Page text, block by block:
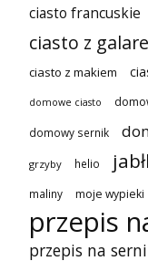
ciasto francuskie
ciasto z
ciasto z makiem
domowe ciasto
domowy sernik
grzyby helio
maliny moje wypieki
przepis
przepis na